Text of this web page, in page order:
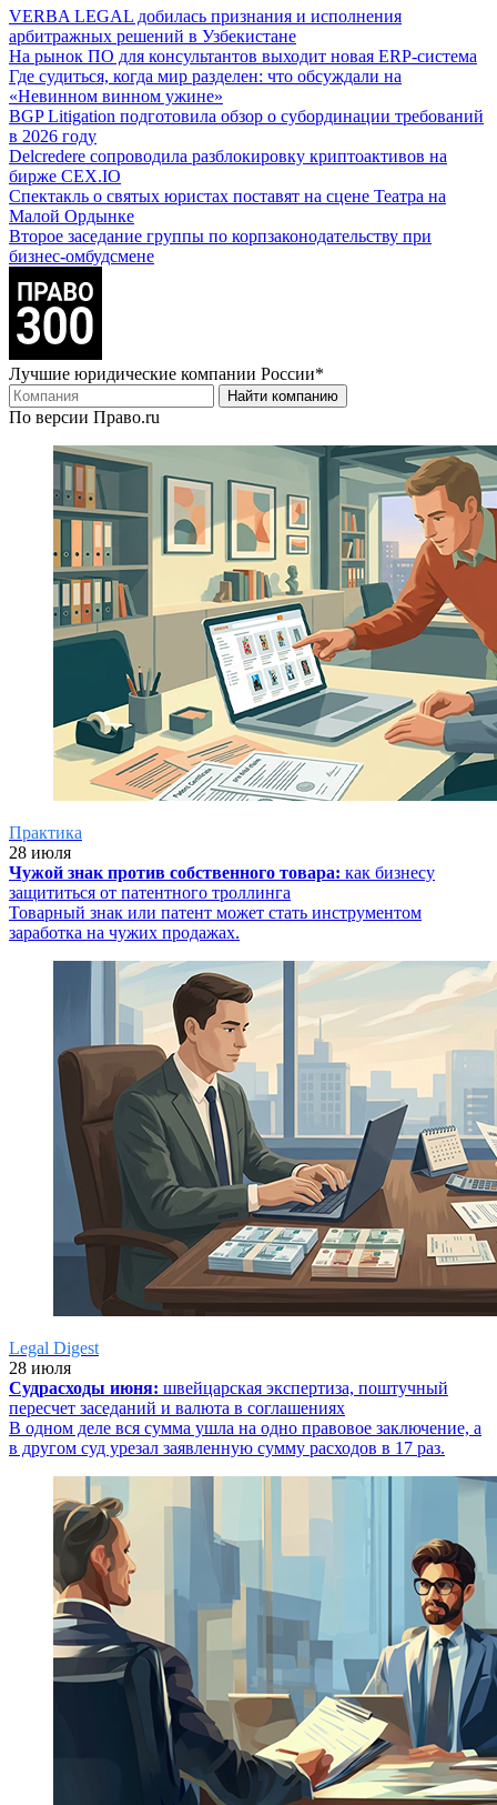
VERBA LEGAL добилась признания и исполнения
арбитражных решений в Узбекистане
На рынок ПО для консультантов выходит новая ERP-система
Где судиться, когда мир разделен: что обсуждали на
«Невинном винном ужине»
BGP Litigation подготовила обзор о субординации требований
в 2026 году
Delcredere сопроводила разблокировку криптоактивов на
бирже CEX.IO
Спектакль о святых юристах поставят на сцене Театра на
Малой Ордынке
Второе заседание группы по корпзаконодательству при
бизнес-омбудсмене
Лучшие юридические компании России*
Найти компанию
По версии Право.ru
Практика
28 июля
Чужой знак против собственного товара: как бизнесу
защититься от патентного троллинга
Товарный знак или патент может стать инструментом
заработка на чужих продажах.
Legal Digest
28 июля
Судрасходы июня: швейцарская экспертиза, поштучный
пересчет заседаний и валюта в соглашениях
В одном деле вся сумма ушла на одно правовое заключение, а
в другом суд урезал заявленную сумму расходов в 17 раз.